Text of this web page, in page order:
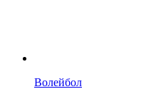
Волейбол